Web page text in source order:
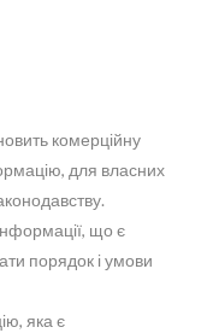
комерційну
для власних
що є
порядок і умови
яка є